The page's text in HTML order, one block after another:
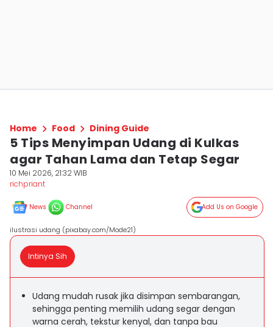
Home Food Dining Guide
5 Tips Menyimpan Udang di Kulkas
agar Tahan Lama dan Tetap Segar
10 Mei 2026, 21:32 WIB
richpriant
News Channel Add Us on Google
ilustrasi udang (pixabay.com/Mode21)
Intinya Sih
Udang mudah rusak jika disimpan sembarangan,
sehingga penting memilih udang segar dengan
warna cerah, tekstur kenyal, dan tanpa bau